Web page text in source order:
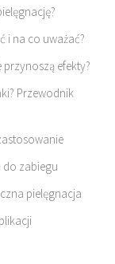
i na co uważać?
efekty?
Przewodnik
do zabiegu
pielęgnacja